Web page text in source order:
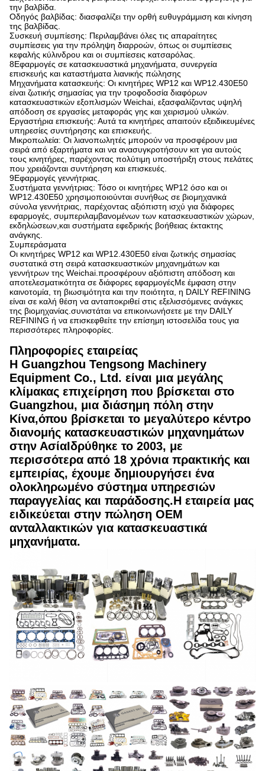
την βαλβίδα.
Οδηγός βαλβίδας: διασφαλίζει την ορθή ευθυγράμμιση και κίνηση
της βαλβίδας.
Συσκευή συμπίεσης: Περιλαμβάνει όλες τις απαραίτητες
συμπίεσεις για την πρόληψη διαρροών, όπως οι συμπίεσεις
κεφαλής κύλινδρου και οι συμπίεσεις κατσαρόλας.
8Εφαρμογές σε κατασκευαστικά μηχανήματα, συνεργεία
επισκευής και καταστήματα λιανικής πώλησης
Μηχανήματα κατασκευής: Οι κινητήρες WP12 και WP12.430E50
είναι ζωτικής σημασίας για την τροφοδοσία διαφόρων
κατασκευαστικών εξοπλισμών Weichai, εξασφαλίζοντας υψηλή
απόδοση σε εργασίες μεταφοράς γης και χειρισμού υλικών.
Εργαστήρια επισκευής: Αυτά τα κινητήρες απαιτούν εξειδικευμένες
υπηρεσίες συντήρησης και επισκευής.
Μικροπωλεία: Οι λιανοπωλητές μπορούν να προσφέρουν μια
σειρά από εξαρτήματα και να ανασυγκροτήσουν κιτ για αυτούς
τους κινητήρες, παρέχοντας πολύτιμη υποστήριξη στους πελάτες
που χρειάζονται συντήρηση και επισκευές.
9Εφαρμογές γεννήτριας.
Συστήματα γεννήτριας: Τόσο οι κινητήρες WP12 όσο και οι
WP12.430E50 χρησιμοποιούνται συνήθως σε βιομηχανικά
σύνολα γεννήτριας, παρέχοντας αξιόπιστη ισχύ για διάφορες
εφαρμογές, συμπεριλαμβανομένων των κατασκευαστικών χώρων,
εκδηλώσεων,και συστήματα εφεδρικής βοήθειας έκτακτης
ανάγκης.
Συμπεράσματα
Οι κινητήρες WP12 και WP12.430E50 είναι ζωτικής σημασίας
συστατικά στη σειρά κατασκευαστικών μηχανημάτων και
γεννήτρων της Weichai.προσφέρουν αξιόπιστη απόδοση και
αποτελεσματικότητα σε διάφορες εφαρμογέςΜε έμφαση στην
καινοτομία, τη βιωσιμότητα και την ποιότητα, η DAILY REFINING
είναι σε καλή θέση να ανταποκριθεί στις εξελισσόμενες ανάγκες
της βιομηχανίας.συνιστάται να επικοινωνήσετε με την DAILY
REFINING ή να επισκεφθείτε την επίσημη ιστοσελίδα τους για
περισσότερες πληροφορίες.
Πληροφορίες εταιρείας
Η Guangzhou Tengsong Machinery
Equipment Co., Ltd. είναι μια μεγάλης
κλίμακας επιχείρηση που βρίσκεται στο
Guangzhou, μια διάσημη πόλη στην
Κίνα,όπου βρίσκεται το μεγαλύτερο κέντρο
διανομής κατασκευαστικών μηχανημάτων
στην ΑσίαΙδρύθηκε το 2003, με
περισσότερα από 18 χρόνια πρακτικής και
εμπειρίας, έχουμε δημιουργήσει ένα
ολοκληρωμένο σύστημα υπηρεσιών
παραγγελίας και παράδοσης.Η εταιρεία μας
ειδικεύεται στην πώληση OEM
ανταλλακτικών για κατασκευαστικά
μηχανήματα.